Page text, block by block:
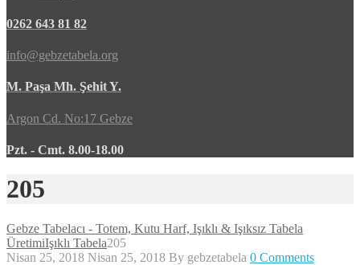
0262 643 81 82
info@gebzetabela.org
M. Paşa Mh. Şehit Y.
Argon Cd. No:17 Gebze
Pzt. - Cmt. 8.00-18.00
205
Gebze Tabelacı - Totem, Kutu Harf, Işıklı & Işıksız Tabela
ÜretimiIşıklı Tabela205
Nisan 25, 2018 Nisan 25, 2018 By gebzetabela 0 Comments